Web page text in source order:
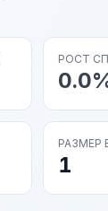
РОСТ
РАЗМЕР
1